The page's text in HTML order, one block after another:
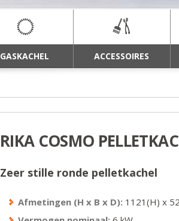
GASKACHEL ACCESSOIRES
RIKA COSMO
Zeer stille ronde pelletkachel
Afmetingen (H x B x D): 1121 (H) x